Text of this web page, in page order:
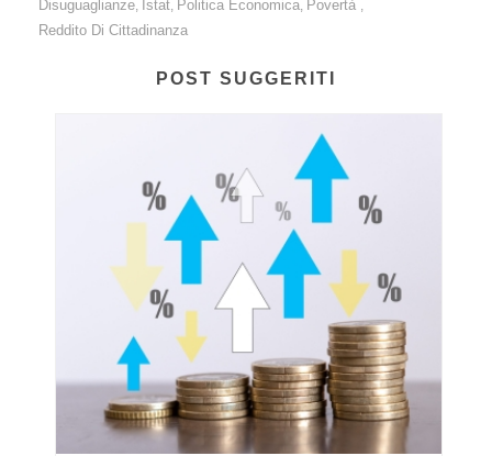
Disuguaglianze, Istat, Politica Economica, Povertà ,
Reddito Di Cittadinanza
POST SUGGERITI